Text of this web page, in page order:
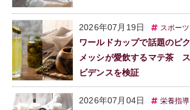
2026年07月19日 スポー
ワールドカップで話題のピ
メッシが愛飲するマテ茶
ビデンスを検証
2026年07月04日 栄養指導